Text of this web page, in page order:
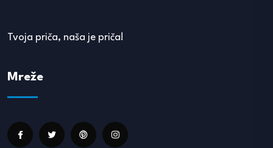
Tvoja priča, naša je priča!
Mreže